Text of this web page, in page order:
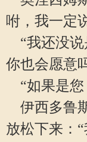
咐，我一定
“我还没说
你也会愿意
“如果是您
伊西多鲁
放松下来：